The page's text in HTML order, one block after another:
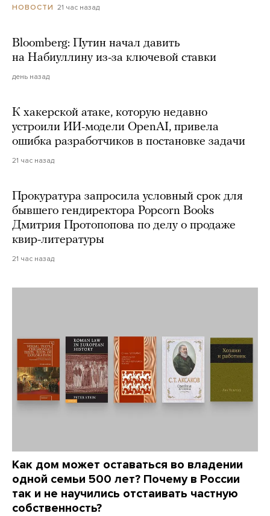
НОВОСТИ 21 час назад
Bloomberg: Путин начал давить
на Набиуллину из-за ключевой ставки
день назад
К хакерской атаке, которую недавно
устроили ИИ-модели OpenAI, привела
ошибка разработчиков в постановке задачи
21 час назад
Прокуратура запросила условный срок для
бывшего гендиректора Popcorn Books
Дмитрия Протопопова по делу о продаже
квир-литературы
21 час назад
Как дом может оставаться во владении
одной семьи 500 лет? Почему в России
так и не научились отстаивать частную
собственность?